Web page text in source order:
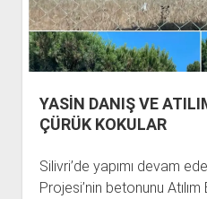
YASİN DANIŞ VE
ÇÜRÜK KOKULAR
Silivri’de yapımı devam
Projesi’nin betonunu